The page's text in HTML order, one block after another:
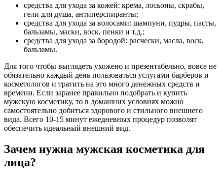
средства для ухода за кожей: крема, лосьоны, скрабы,
гели для душа, антиперспиранты;
средства для ухода за волосами: шампуни, пудры, пасты,
бальзамы, маски, воск, пенки и т.д.;
средства для ухода за бородой: расчески, масла, воск,
бальзамы.
Для того чтобы выглядеть ухожено и презентабельно, вовсе не
обязательно каждый день пользоваться услугами барберов и
косметологов и тратить на это много денежных средств и
времени. Если заранее правильно подобрать и купить
мужскую косметику, то в домашних условиях можно
самостоятельно добиться здорового и стильного внешнего
вида. Всего 10-15 минут ежедневных процедур позволят
обеспечить идеальный внешний вид.
Зачем нужна мужская косметика для
лица?